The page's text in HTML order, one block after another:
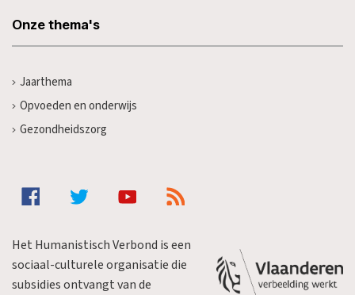
Onze thema's
Jaarthema
Opvoeden en onderwijs
Gezondheidszorg
Het Humanistisch Verbond is een
sociaal-culturele organisatie die
subsidies ontvangt van de